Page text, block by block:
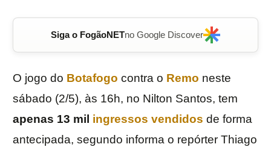
Siga o FogãoNETno Google Discover
O jogo do Botafogo contra o Remo neste
sábado (2/5), às 16h, no Nilton Santos, tem
apenas 13 mil ingressos vendidos de forma
antecipada, segundo informa o repórter Thiago